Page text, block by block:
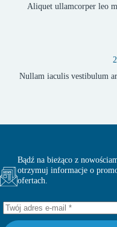
Aliquet ullamcorper leo
Nullam iaculis vestibulum
Bądź na bieżąco z
otrzymuj informacje o
ofertach.